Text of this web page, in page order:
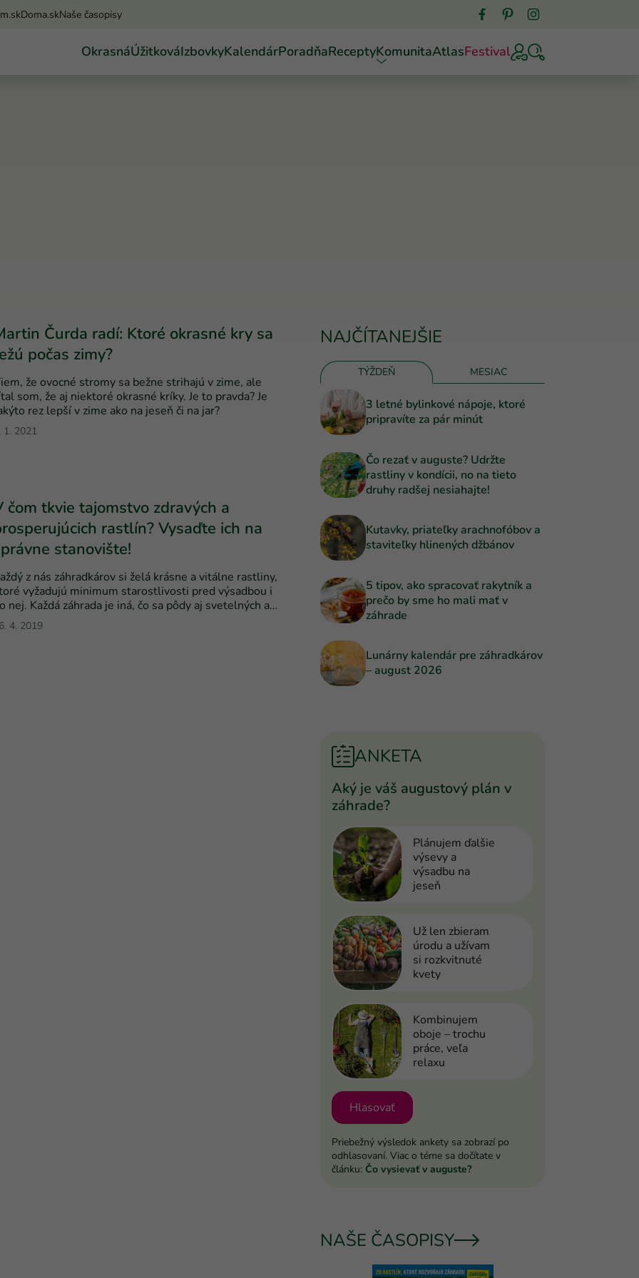
Doma.skNaše časopisy
OkrasnáÚžitkováIzbovkyKalendárPoradňaReceptyKomunitaAtlasFestival
Čurda radí: Ktoré okrasné kry sa
počas zimy?
že ovocné stromy sa bežne strihajú v zime, ale
som, že aj niektoré okrasné kríky. Je to pravda? Je
rez lepší v zime ako na jeseň či na jar?
1. 2021
čom tkvie tajomstvo zdravých a
rastlín? Vysaďte ich na
stanovište!
z nás záhradkárov si želá krásne a vitálne rastliny,
vyžadujú minimum starostlivosti pred výsadbou i
nej. Každá záhrada je iná, čo sa pôdy aj svetelných a
vlhkostných podmienok týka, a preto jednotlivé druhy
vyberáme vždy podľa konkrétneho stanovišťa.
26. 4. 2019
NAJČÍTANEJŠIE
TÝŽDEŇ MESIAC
3 letné bylinkové nápoje, ktoré
pripravíte za pár minút
Čo rezať v auguste? Udržte
rastliny v kondícii, no na tieto
druhy radšej nesiahajte!
Kutavky, priateľky arachnofóbov a
staviteľky hlinených džbánov
5 tipov, ako spracovať rakytník a
prečo by sme ho mali mať v
záhrade
Lunárny kalendár pre záhradkárov
– august 2026
ANKETA
Aký je váš augustový plán v
záhrade?
Plánujem ďalšie
výsevy a
výsadbu na
jeseň
Už len zbieram
úrodu a užívam
si rozkvitnuté
kvety
Kombinujem
oboje – trochu
práce, veľa
relaxu
Hlasovať
Priebežný výsledok ankety sa zobrazí po
odhlasovaní. Viac o téme sa dočítate v
článku: Čo vysievať v auguste?
NAŠE ČASOPISY